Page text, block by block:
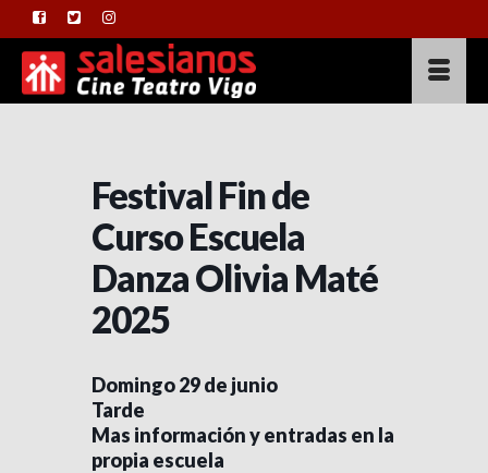
Festival Fin de
Curso Escuela
Danza Olivia Maté
2025
Domingo 29 de junio
Tarde
Mas información y entradas en la
propia escuela